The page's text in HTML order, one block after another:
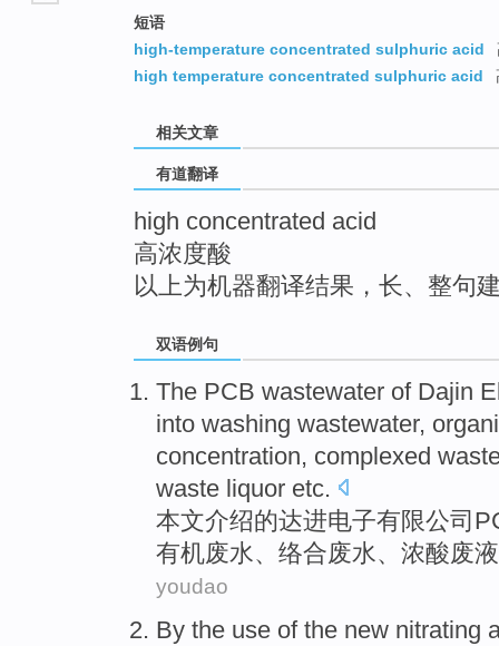
短语
high-temperature concentrated sulphuric acid
high temperature concentrated sulphuric acid
相关文章
有道翻译
high concentrated acid
高浓度酸
以上为机器翻译结果，长、整句
双语例句
The PCB wastewater ofDajin
into washing wastewater,
concentration, complexed
waste liquor etc.
本文介绍的达进电子有限公司
有机废水、 络合废水、 浓酸废液
youdao
By the use of the new nitrating